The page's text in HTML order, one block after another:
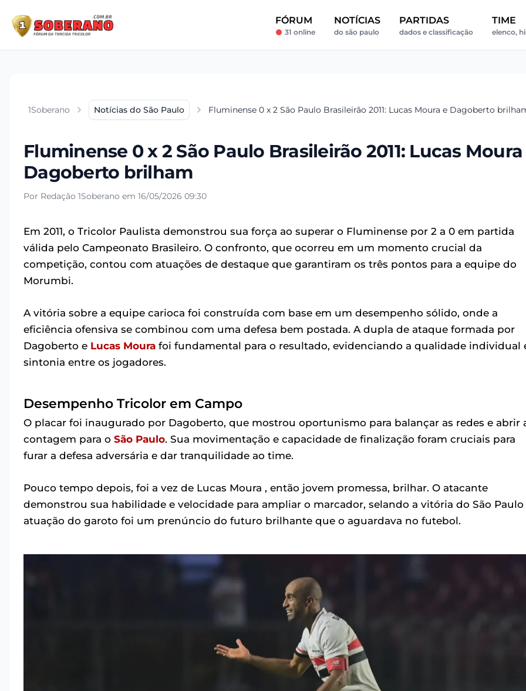
FÓRUM
31 online
NOTÍCIAS
do são paulo
PARTIDAS
dados e classificação
TIME
elenco,
1Soberano Notícias do São Paulo Fluminense 0 x 2 São Paulo Brasileirão 2011: Lucas Moura e Dagoberto
Fluminense 0 x 2 São Paulo Brasileirão 2011: Lucas Moura
Dagoberto brilham
Por Redação 1Soberano em 16/05/2026 09:30
Em 2011, o Tricolor Paulista demonstrou sua força ao superar o Fluminense por 2 a 0 em partida
válida pelo Campeonato Brasileiro. O confronto, que ocorreu em um momento crucial da
competição, contou com atuações de destaque que garantiram os três pontos para a equipe do
Morumbi.
A vitória sobre a equipe carioca foi construída com base em um desempenho sólido, onde a
eficiência ofensiva se combinou com uma defesa bem postada. A dupla de ataque formada por
Dagoberto e Lucas Moura foi fundamental para o resultado, evidenciando a qualidade individual
sintonia entre os jogadores.
Desempenho Tricolor em Campo
O placar foi inaugurado por Dagoberto, que mostrou oportunismo para balançar as redes e abrir
contagem para o São Paulo. Sua movimentação e capacidade de finalização foram cruciais para
furar a defesa adversária e dar tranquilidade ao time.
Pouco tempo depois, foi a vez de Lucas Moura , então jovem promessa, brilhar. O atacante
demonstrou sua habilidade e velocidade para ampliar o marcador, selando a vitória do São Paulo
atuação do garoto foi um prenúncio do futuro brilhante que o aguardava no futebol.